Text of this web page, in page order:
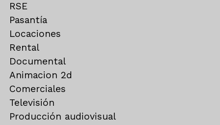
RSE
Pasantía
Locaciones
Rental
Documental
Animacion 2d
Comerciales
Televisión
Producción audiovisual